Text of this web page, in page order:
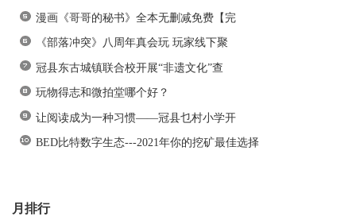
漫画《哥哥的秘书》全本无删减免费【完
《部落冲突》八周年真会玩 玩家线下聚
冠县东古城镇联合校开展“非遗文化”查
玩物得志和微拍堂哪个好？
让阅读成为一种习惯——冠县乜村小学开
BED比特数字生态---2021年你的挖矿最佳选择
月排行